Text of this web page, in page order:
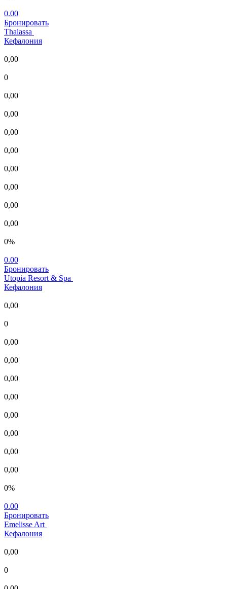
0.00
Бронировать
Thalassa
Кефалония
0,00
0
0,00
0,00
0,00
0,00
0,00
0,00
0,00
0,00
0%
0.00
Бронировать
Utopia Resort & Spa
Кефалония
0,00
0
0,00
0,00
0,00
0,00
0,00
0,00
0,00
0,00
0%
0.00
Бронировать
Emelisse Art
Кефалония
0,00
0